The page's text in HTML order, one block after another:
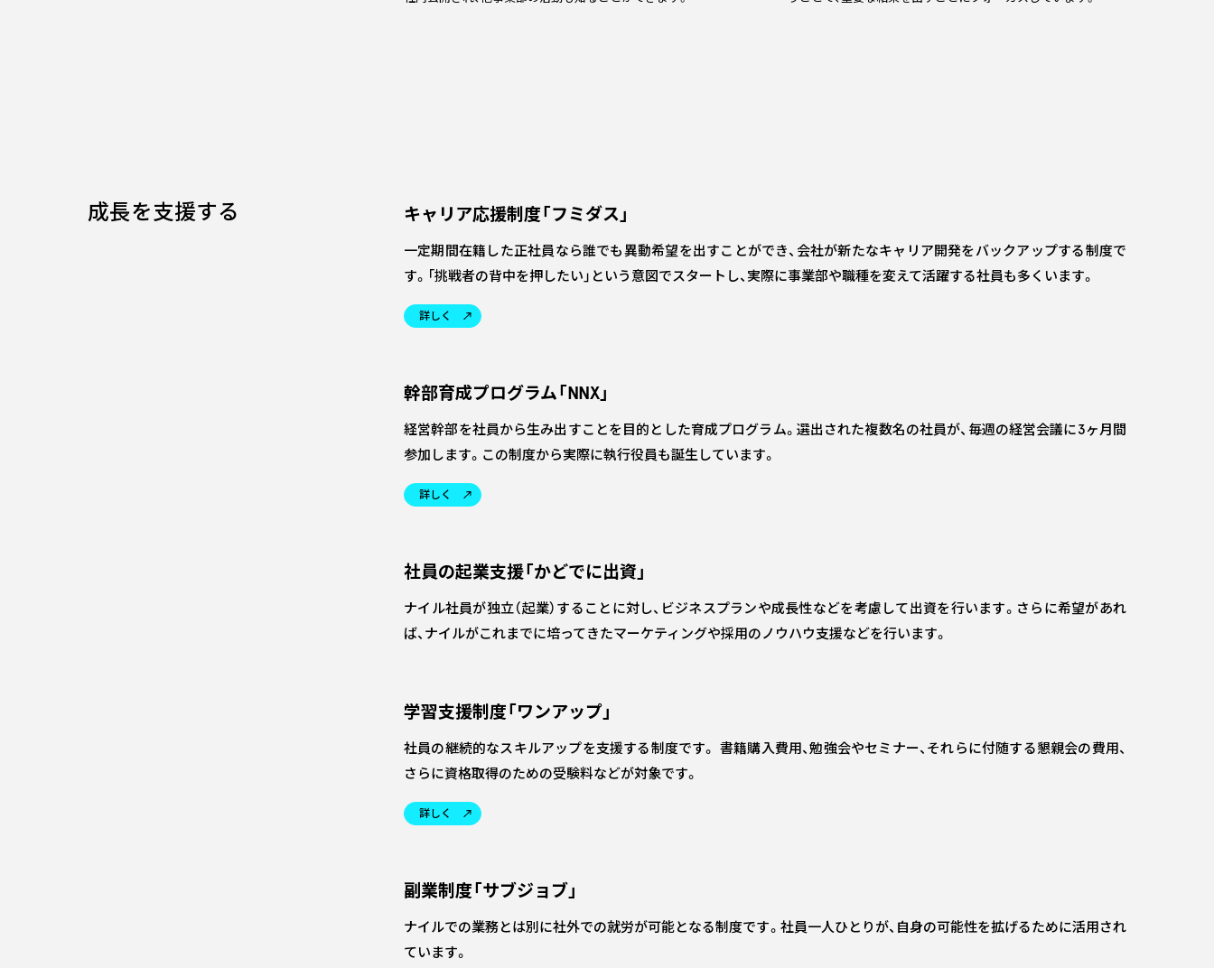
成長を支援する キャリア応援制度「フミダス」
一定期間在籍した正社員なら誰でも異動希望を出すことができ、会社が新たなキャリア開発をバックアップする制度で
す。「挑戦者の背中を押したい」という意図でスタートし、実際に事業部や職種を変えて活躍する社員も多くいます。
詳しく
幹部育成プログラム「NNX」
経営幹部を社員から生み出すことを目的とした育成プログラム。選出された複数名の社員が、毎週の経営会議に3ヶ月間
参加します。この制度から実際に執行役員も誕生しています。
詳しく
社員の起業支援「かどでに出資」
ナイル社員が独立（起業）することに対し、ビジネスプランや成長性などを考慮して出資を行います。さらに希望があれ
ば、ナイルがこれまでに培ってきたマーケティングや採用のノウハウ支援などを行います。
学習支援制度「ワンアップ」
社員の継続的なスキルアップを支援する制度です。 書籍購入費用、勉強会やセミナー、それらに付随する懇親会の費用、
さらに資格取得のための受験料などが対象です。
詳しく
副業制度「サブジョブ」
ナイルでの業務とは別に社外での就労が可能となる制度です。社員一人ひとりが、自身の可能性を拡げるために活用され
ています。